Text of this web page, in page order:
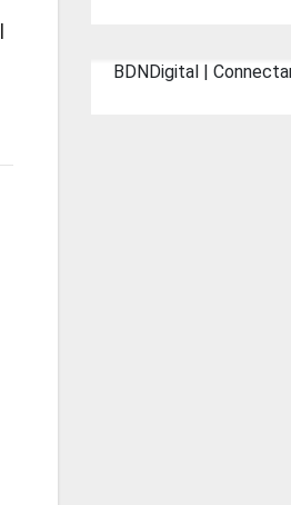
BDNDigital |